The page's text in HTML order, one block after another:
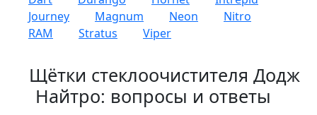
Journey
Magnum Neon
Nitro
RAM
Stratus Viper
Щётки стеклоочистителя Додж
Найтро: вопросы и ответы